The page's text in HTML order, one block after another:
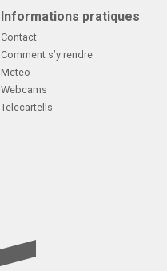
Informations pratiques
Contact
Comment s’y rendre
Meteo
Webcams
Telecartells